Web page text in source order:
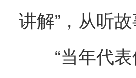
讲解”，从听
“当年代表